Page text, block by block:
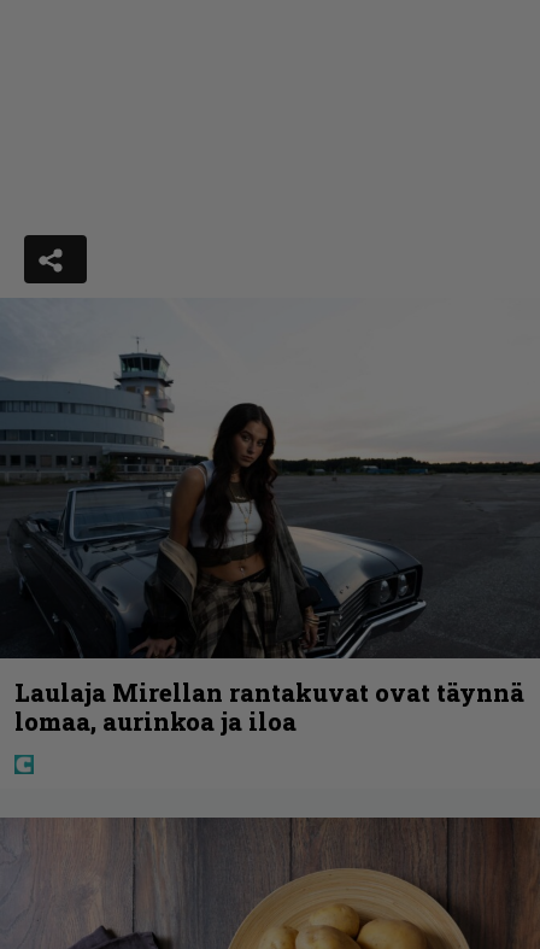
Laulaja Mirellan rantakuvat ovat täynnä
lomaa, aurinkoa ja iloa